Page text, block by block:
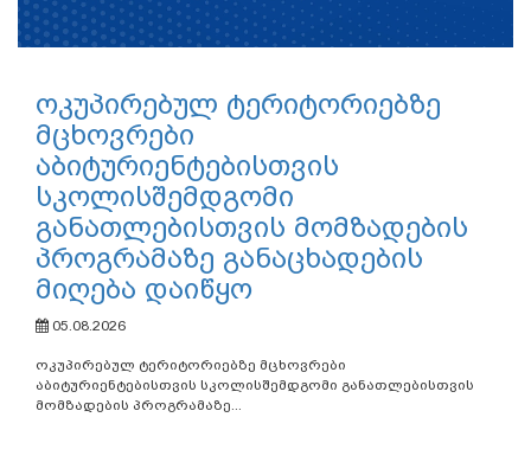
ოკუპირებულ ტერიტორიებზე
მცხოვრები
აბიტურიენტებისთვის
სკოლისშემდგომი
განათლებისთვის მომზადების
პროგრამაზე განაცხადების
მიღება დაიწყო
05.08.2026
ოკუპირებულ ტერიტორიებზე მცხოვრები
აბიტურიენტებისთვის სკოლისშემდგომი განათლებისთვის
მომზადების პროგრამაზე...